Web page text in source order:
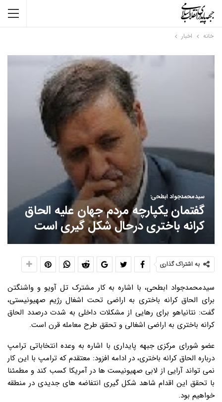
خانه اخبار
سیدمحمدجواد ابطحی:
گفتمان یکپارچه مردم جهان علیه الحاق
کرانه باختری درحال شکل گیری است
به اشتراک گذاری
سیدمحمدجواد ابطحی، با اشاره به کار مشترک تل آویو و واشنگتن
برای الحاق کرانه باختری به اراضی تحت اشغال رژیم صهیونیستی،
گفت: نتانیاهو برای رهایی از مشکلات داخلی به شدت درصدد الحاق
کرانه باختری به اراضی اشغالی و تحقق طرح معامله قرن است.
عضو شورای مرکزی جبهه پایداری با اشاره به وعده انتخاباتی ترامپ
درباره الحاق کرانه باختری، در ادامه افزود: معتقدم که ترامپ با این کار
نمی تواند آرایی از لابی صهیونیست ها در آمریکا کسب کند و مطمئنا
با تحقق این اقدام شاهد شکل گیری انتفاضه های جدیدی در منطقه
خواهیم بود.